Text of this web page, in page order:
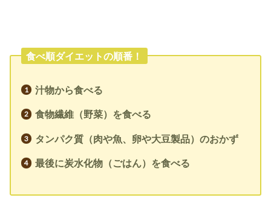
食べ順ダイエットの順番！
汁物から食べる
食物繊維（野菜）を食べる
タンパク質（肉や魚、卵や大豆製品）のおかず
最後に炭水化物（ごはん）を食べる